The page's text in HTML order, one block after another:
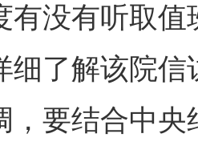
有没有听取值
细了解该院
，要结合中